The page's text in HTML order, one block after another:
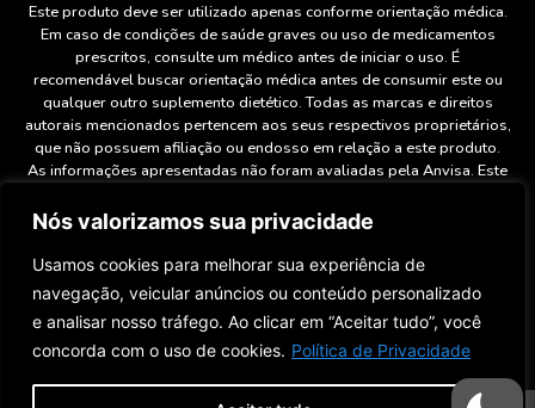
Nós valorizamos sua privacidade
Usamos cookies para melhorar sua experiência de
navegação, veicular anúncios ou conteúdo personalizado
e analisar nosso tráfego. Ao clicar em “Aceitar tudo”, você
concorda com o uso de cookies. Política de Privacidade
Este produto deve ser utilizado apenas conforme orientação médica.
Em caso de condições de saúde graves ou uso de medicamentos
prescritos, consulte um médico antes de iniciar o uso. É
recomendável buscar orientação médica antes de consumir este ou
qualquer outro suplemento dietético. Todas as marcas e direitos
autorais mencionados pertencem aos seus respectivos proprietários,
que não possuem afiliação ou endosso em relação a este produto.
As informações apresentadas não foram avaliadas pela Anvisa. Este
doenças. Os resultados podem variar de pessoa para pessoa. Ao
utilizar este site, você concorda com nossa Política de Privacidade e
os Termos e Condições aqui estabelecidos. O uso, transporte e
consumo deste produto são proibidos onde houver restrição legal.